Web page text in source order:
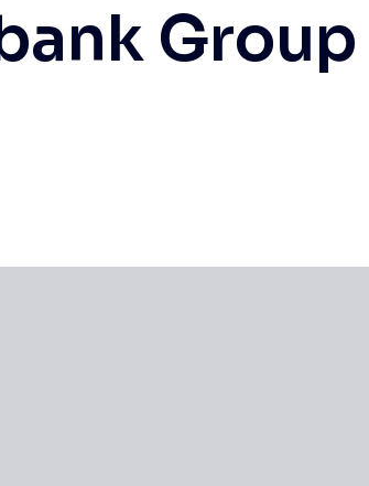
Group